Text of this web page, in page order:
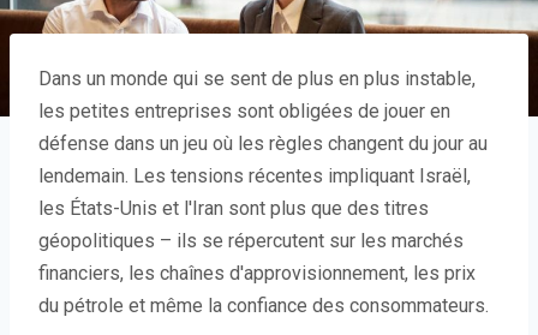
Dans un monde qui se sent de plus en plus instable,
les petites entreprises sont obligées de jouer en
défense dans un jeu où les règles changent du jour au
lendemain. Les tensions récentes impliquant Israël,
les États-Unis et l'Iran sont plus que des titres
géopolitiques – ils se répercutent sur les marchés
financiers, les chaînes d'approvisionnement, les prix
du pétrole et même la confiance des consommateurs.